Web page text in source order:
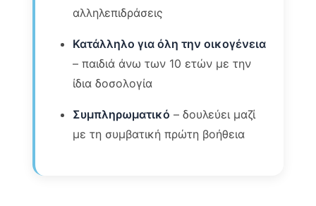
αλληλεπιδράσεις
Κατάλληλο για όλη την οικογένεια
– παιδιά άνω των 10 ετών με την
ίδια δοσολογία
Συμπληρωματικό – δουλεύει μαζί
με τη συμβατική πρώτη βοήθεια